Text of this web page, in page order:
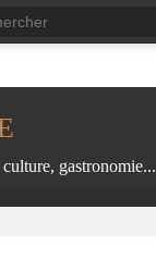
gastronomie...